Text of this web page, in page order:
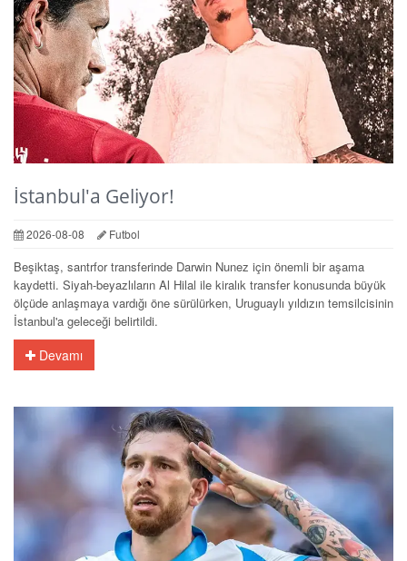
İstanbul'a Geliyor!
2026-08-08 Futbol
Beşiktaş, santrfor transferinde Darwin Nunez için önemli bir aşama
kaydetti. Siyah-beyazlıların Al Hilal ile kiralık transfer konusunda büyük
ölçüde anlaşmaya vardığı öne sürülürken, Uruguaylı yıldızın temsilcisinin
İstanbul'a geleceği belirtildi.
Devamı